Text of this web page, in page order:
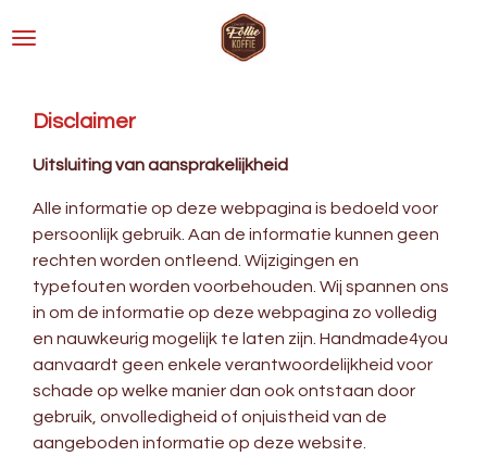
direct
hoofdinhoud
Disclaimer
Uitsluiting van aansprakelijkheid
Alle informatie op deze webpagina is bedoeld voor
persoonlijk gebruik. Aan de informatie kunnen geen
rechten worden ontleend. Wijzigingen en
typefouten worden voorbehouden. Wij spannen ons
in om de informatie op deze webpagina zo volledig
en nauwkeurig mogelijk te laten zijn. Handmade4you
aanvaardt geen enkele verantwoordelijkheid voor
schade op welke manier dan ook ontstaan door
gebruik, onvolledigheid of onjuistheid van de
aangeboden informatie op deze website.